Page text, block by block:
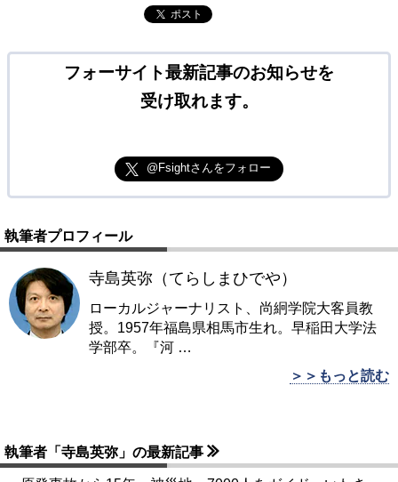
ポスト
フォーサイト最新記事のお知らせを
受け取れます。
@Fsightさんをフォロー
執筆者プロフィール
寺島英弥（てらしまひでや）
ローカルジャーナリスト、尚絅学院大客員教
授。1957年福島県相馬市生れ。早稲田大学法
学部卒。『河 …
＞＞もっと読む
執筆者「寺島英弥」の最新記事